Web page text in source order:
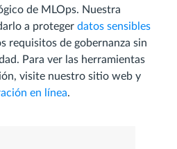
de MLOps. Nuestra
a proteger datos sensibles
requisitos de gobernanza sin
Para ver las herramientas
visite nuestro sitio web y
en línea.